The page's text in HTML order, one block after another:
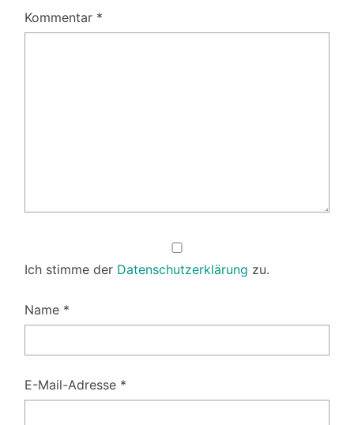
Kommentar *
Ich stimme der Datenschutzerklärung zu.
Name *
E-Mail-Adresse *